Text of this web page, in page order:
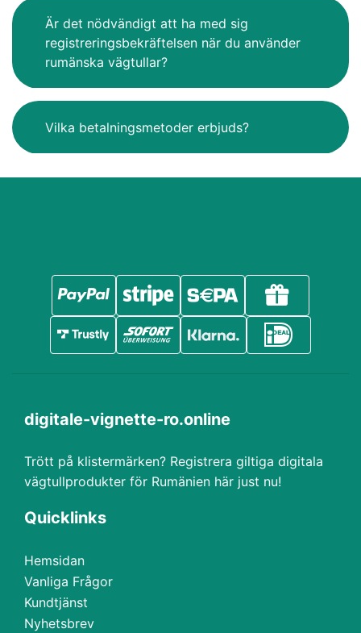
Är det nödvändigt att ha med sig
registreringsbekräftelsen när du använder
rumänska vägtullar?
Vilka betalningsmetoder erbjuds?
digitale-vignette-ro.online
Trött på klistermärken? Registrera giltiga digitala
vägtullprodukter för Rumänien här just nu!
Quicklinks
Hemsidan
Vanliga Frågor
Kundtjänst
Nyhetsbrev